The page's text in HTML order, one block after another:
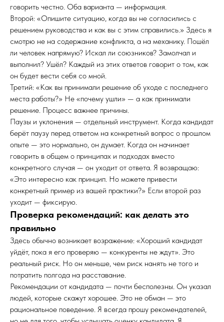
говорить честно. Оба варианта — информация.
Второй: «Опишите ситуацию, когда вы не согласились с
решением руководства и как вы с этим справились.» Здесь я
смотрю не на содержание конфликта, а на механику. Пошёл
ли человек напрямую? Искал ли союзников? Замолчал и
выполнил? Ушёл? Каждый из этих ответов говорит о том, как
он будет вести себя со мной.
Третий: «Как вы принимали решение об уходе с последнего
места работы?» Не «почему ушли» — а как принимали
решение. Процесс важнее причины.
Паузы и уклонения — отдельный инструмент. Когда кандидат
берёт паузу перед ответом на конкретный вопрос о прошлом
опыте — это нормально, он думает. Когда он начинает
говорить в общем о принципах и подходах вместо
конкретного случая — он уходит от ответа. Я возвращаю:
«Это интересно как принцип. Но можете привести
конкретный пример из вашей практики?» Если второй раз
уходит — фиксирую.
Проверка рекомендаций: как делать это
правильно
Здесь обычно возникает возражение: «Хороший кандидат
уйдёт, пока я его проверяю — конкуренты не ждут». Это
реальный риск. Но он меньше, чем риск нанять не того и
потратить полгода на расставание.
Рекомендации от кандидата — почти бесполезны. Он указал
людей, которые скажут хорошее. Это не обман — это
рациональное поведение. Я всегда прошу рекомендателей,